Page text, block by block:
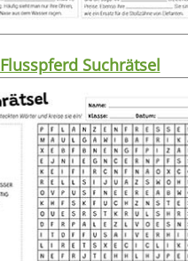
Flusspferd Suchrätsel